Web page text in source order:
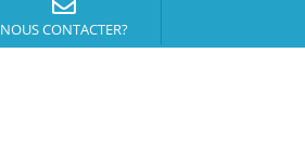
NOUS CONTACTER?